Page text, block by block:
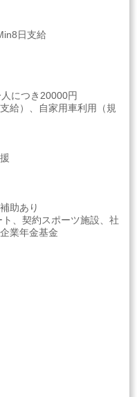
日支給
につき20000円
給）、自家用車利用（規
助あり
、契約スポーツ施設、社
業年金基金